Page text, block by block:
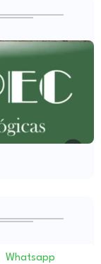
Whatsapp